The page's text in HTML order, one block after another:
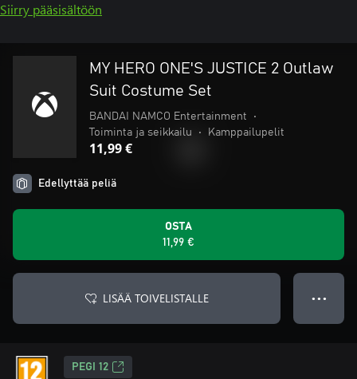
Siirry pääsisältöön
MY HERO ONE'S JUSTICE 2 Outlaw
Suit Costume Set
BANDAI NAMCO Entertainment
•
Toiminta ja seikkailu
• Kamppailupelit
11,99 €
Edellyttää peliä
OSTA
11,99 €
LISÄÄ TOIVELISTALLE ● ● ●
PEGI 12